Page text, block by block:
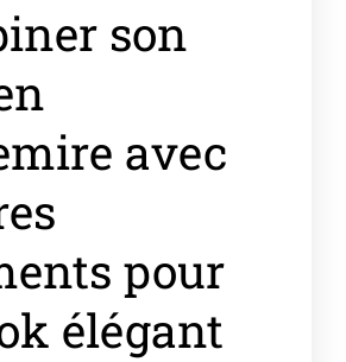
son
avec
pour
élégant